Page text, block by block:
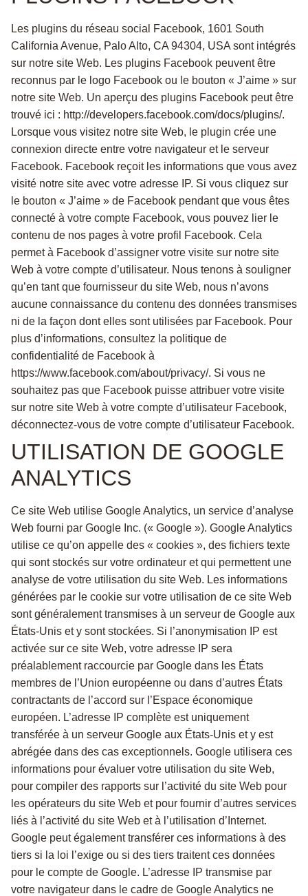
Les plugins du réseau social Facebook, 1601 South
California Avenue, Palo Alto, CA 94304, USA sont intégrés
sur notre site Web. Les plugins Facebook peuvent être
reconnus par le logo Facebook ou le bouton « J’aime » sur
notre site Web. Un aperçu des plugins Facebook peut être
trouvé ici : http://developers.facebook.com/docs/plugins/.
Lorsque vous visitez notre site Web, le plugin crée une
connexion directe entre votre navigateur et le serveur
Facebook. Facebook reçoit les informations que vous avez
visité notre site avec votre adresse IP. Si vous cliquez sur
le bouton « J’aime » de Facebook pendant que vous êtes
connecté à votre compte Facebook, vous pouvez lier le
contenu de nos pages à votre profil Facebook. Cela
permet à Facebook d’assigner votre visite sur notre site
Web à votre compte d’utilisateur. Nous tenons à souligner
qu’en tant que fournisseur du site Web, nous n’avons
aucune connaissance du contenu des données transmises
ni de la façon dont elles sont utilisées par Facebook. Pour
plus d’informations, consultez la politique de
confidentialité de Facebook à
https://www.facebook.com/about/privacy/. Si vous ne
souhaitez pas que Facebook puisse attribuer votre visite
sur notre site Web à votre compte d’utilisateur Facebook,
déconnectez-vous de votre compte d’utilisateur Facebook.
UTILISATION DE GOOGLE
ANALYTICS
Ce site Web utilise Google Analytics, un service d’analyse
Web fourni par Google Inc. (« Google »). Google Analytics
utilise ce qu’on appelle des « cookies », des fichiers texte
qui sont stockés sur votre ordinateur et qui permettent une
analyse de votre utilisation du site Web. Les informations
générées par le cookie sur votre utilisation de ce site Web
sont généralement transmises à un serveur de Google aux
États-Unis et y sont stockées. Si l’anonymisation IP est
activée sur ce site Web, votre adresse IP sera
préalablement raccourcie par Google dans les États
membres de l’Union européenne ou dans d’autres États
contractants de l’accord sur l’Espace économique
européen. L’adresse IP complète est uniquement
transférée à un serveur Google aux États-Unis et y est
abrégée dans des cas exceptionnels. Google utilisera ces
informations pour évaluer votre utilisation du site Web,
pour compiler des rapports sur l’activité du site Web pour
les opérateurs du site Web et pour fournir d’autres services
liés à l’activité du site Web et à l’utilisation d’Internet.
Google peut également transférer ces informations à des
tiers si la loi l’exige ou si des tiers traitent ces données
pour le compte de Google. L’adresse IP transmise par
votre navigateur dans le cadre de Google Analytics ne